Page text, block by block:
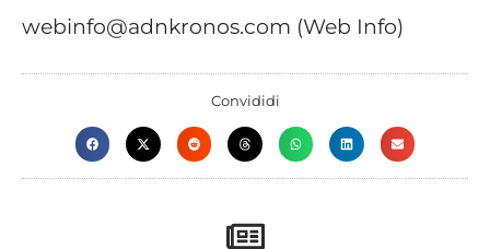
webinfo@adnkronos.com (Web Info)
Convididi